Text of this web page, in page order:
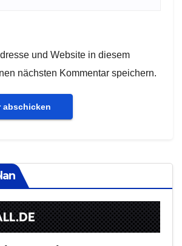
und Website in diesem
nächsten Kommentar speichern.